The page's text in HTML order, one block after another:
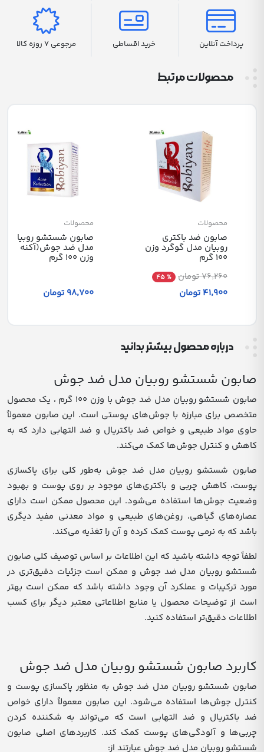
پرداخت آنلاین خرید اقساطی مرجوعی 7 روزه کالا
محصولات مرتبط
محصولات
صابون ضد باکتری
روبیان مدل گوگرد وزن
100 گرم
76٬260 تومان
% 45
41٬900 تومان
محصولات
صابون شستشو روبیان
مدل ضد جوش(آکنه )
وزن 100 گرم
98٬700 تومان
درباره محصول بیشتر بدانید
صابون شستشو روبیان مدل ضد جوش
صابون شستشو روبیان مدل ضد جوش با وزن 100 گرم ، یک محصول
متخصص برای مبارزه با جوش‌های پوستی است. این صابون معمولاً
حاوی مواد طبیعی و خواص ضد باکتریال و ضد التهابی دارد که به
کاهش و کنترل جوش‌ها کمک می‌کند.
صابون شستشو روبیان مدل ضد جوش به‌طور کلی برای پاکسازی
پوست، کاهش چربی و باکتری‌های موجود بر روی پوست و بهبود
وضعیت جوش‌ها استفاده می‌شود. این محصول ممکن است دارای
عصاره‌های گیاهی، روغن‌های طبیعی و مواد معدنی مفید دیگری
باشد که به نرمی پوست کمک کرده و آن را تغذیه می‌کند.
لطفاً توجه داشته باشید که این اطلاعات بر اساس توصیف کلی صابون
شستشو روبیان مدل ضد جوش و ممکن است جزئیات دقیق‌تری در
مورد ترکیبات و عملکرد آن وجود داشته باشد که ممکن است بهتر
است از توضیحات محصول یا منابع اطلاعاتی معتبر دیگر برای کسب
اطلاعات دقیق‌تر استفاده کنید.
کاربرد صابون شستشو روبیان مدل ضد جوش
صابون شستشو روبیان مدل ضد جوش به منظور پاکسازی پوست و
کنترل جوش‌ها استفاده می‌شود. این صابون معمولاً دارای خواص
ضد باکتریال و ضد التهابی است که می‌تواند به شکننده کردن
چربی‌ها و آلودگی‌های پوست کمک کند. کاربردهای اصلی صابون
شستشو روبیان مدل ضد جوش عبارتند از: